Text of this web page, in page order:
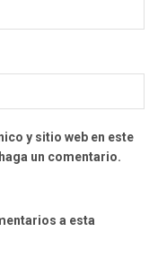
y sitio web en este
un comentario.
a esta